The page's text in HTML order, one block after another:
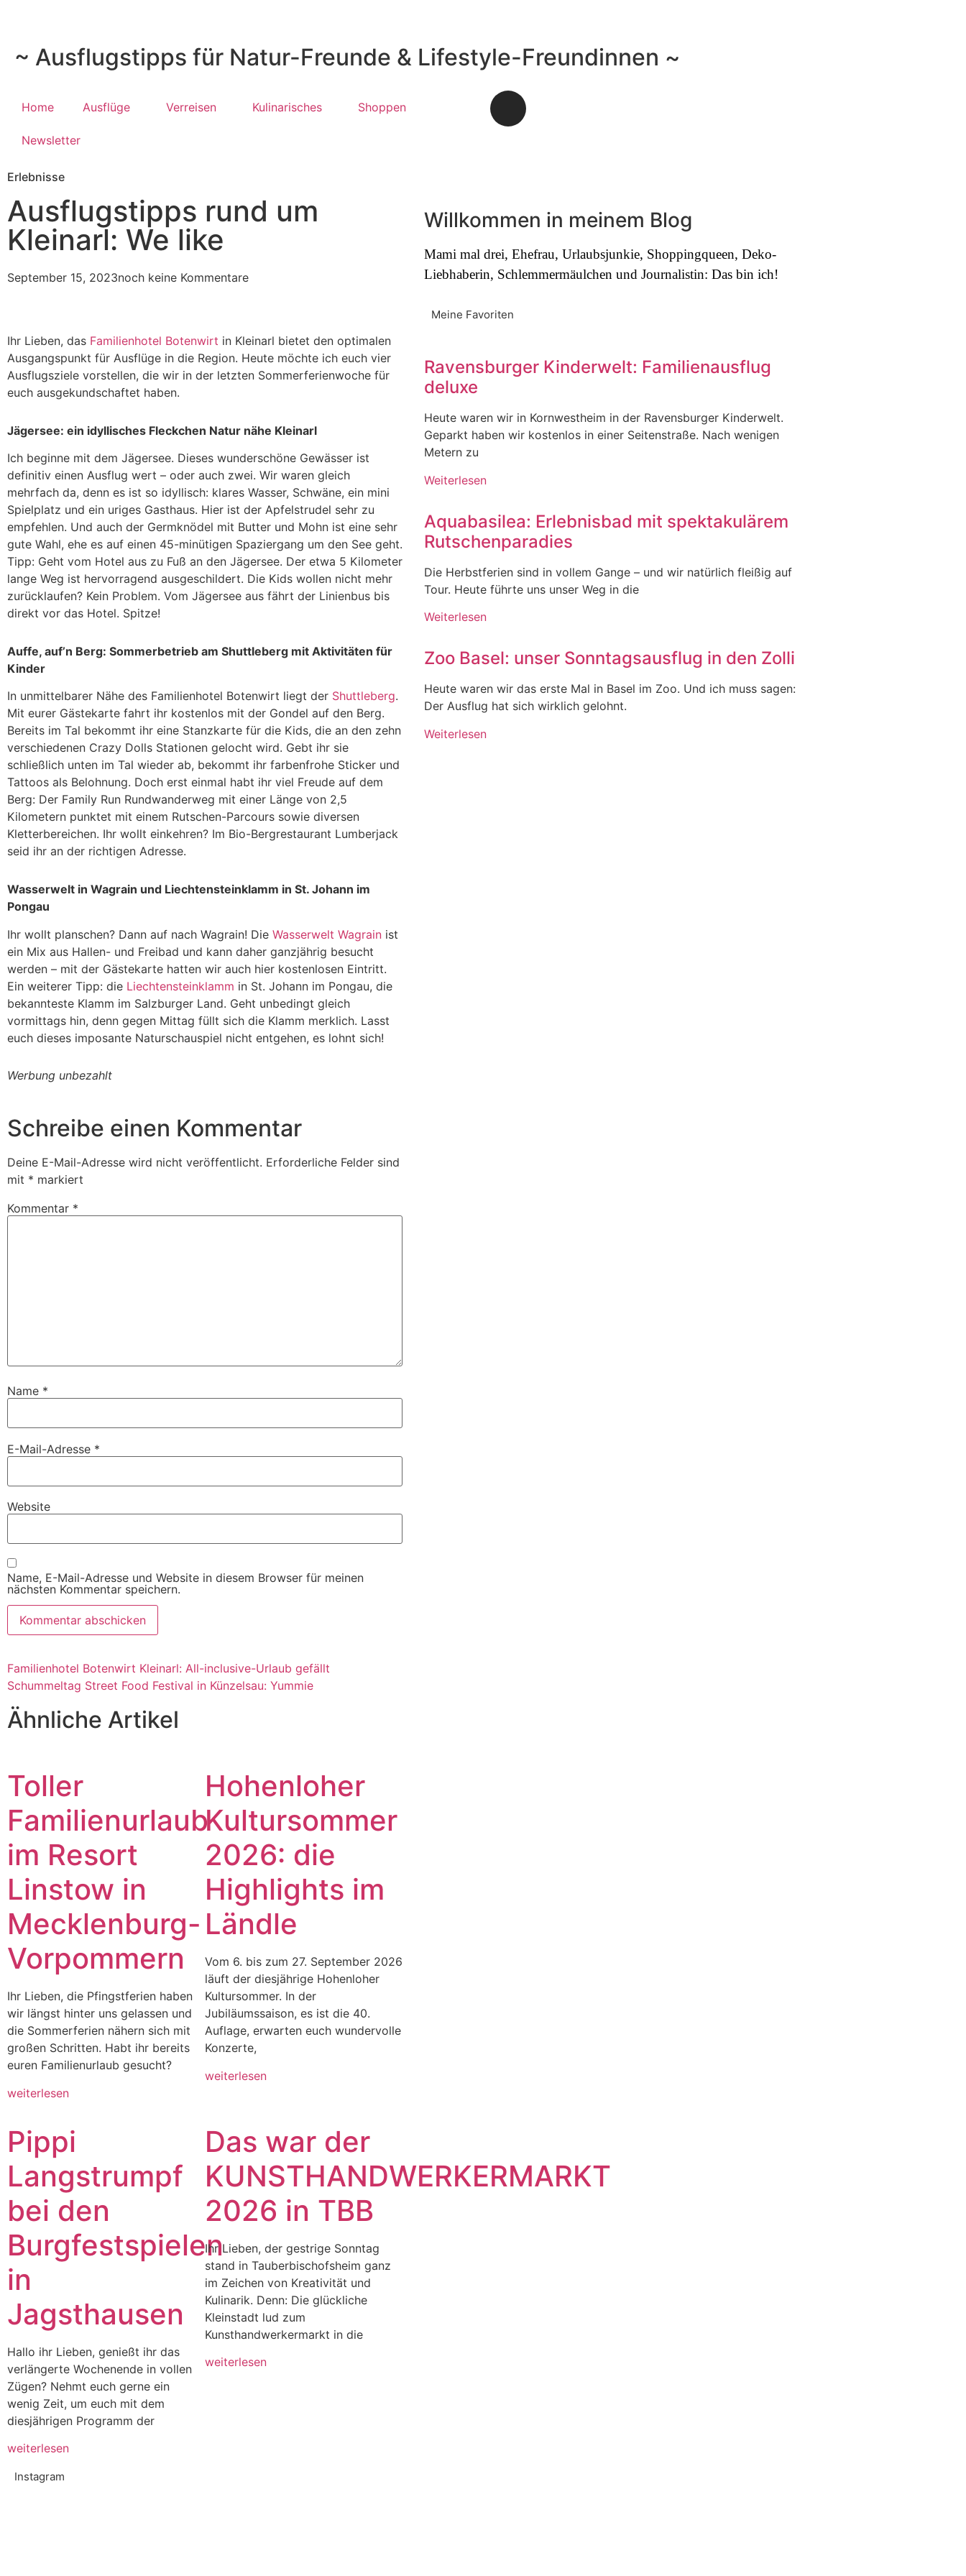
~ Ausflugstipps für Natur-Freunde & Lifestyle-Freundinnen ~
Home Ausflüge Verreisen Kulinarisches Shoppen
Newsletter
Erlebnisse
Ausflugstipps rund um
Kleinarl: We like
September 15, 2023noch keine Kommentare
Ihr Lieben, das Familienhotel Botenwirt in Kleinarl bietet den optimalen
Ausgangspunkt für Ausflüge in die Region. Heute möchte ich euch vier
Ausflugsziele vorstellen, die wir in der letzten Sommerferienwoche für
euch ausgekundschaftet haben.
Jägersee: ein idyllisches Fleckchen Natur nähe Kleinarl
Ich beginne mit dem Jägersee. Dieses wunderschöne Gewässer ist
definitiv einen Ausflug wert – oder auch zwei. Wir waren gleich
mehrfach da, denn es ist so idyllisch: klares Wasser, Schwäne, ein mini
Spielplatz und ein uriges Gasthaus. Hier ist der Apfelstrudel sehr zu
empfehlen. Und auch der Germknödel mit Butter und Mohn ist eine sehr
gute Wahl, ehe es auf einen 45-minütigen Spaziergang um den See geht.
Tipp: Geht vom Hotel aus zu Fuß an den Jägersee. Der etwa 5 Kilometer
lange Weg ist hervorragend ausgeschildert. Die Kids wollen nicht mehr
zurücklaufen? Kein Problem. Vom Jägersee aus fährt der Linienbus bis
direkt vor das Hotel. Spitze!
Auffe, auf’n Berg: Sommerbetrieb am Shuttleberg mit Aktivitäten für
Kinder
In unmittelbarer Nähe des Familienhotel Botenwirt liegt der Shuttleberg.
Mit eurer Gästekarte fahrt ihr kostenlos mit der Gondel auf den Berg.
Bereits im Tal bekommt ihr eine Stanzkarte für die Kids, die an den zehn
verschiedenen Crazy Dolls Stationen gelocht wird. Gebt ihr sie
schließlich unten im Tal wieder ab, bekommt ihr farbenfrohe Sticker und
Tattoos als Belohnung. Doch erst einmal habt ihr viel Freude auf dem
Berg: Der Family Run Rundwanderweg mit einer Länge von 2,5
Kilometern punktet mit einem Rutschen-Parcours sowie diversen
Kletterbereichen. Ihr wollt einkehren? Im Bio-Bergrestaurant Lumberjack
seid ihr an der richtigen Adresse.
Wasserwelt in Wagrain und Liechtensteinklamm in St. Johann im
Pongau
Ihr wollt planschen? Dann auf nach Wagrain! Die Wasserwelt Wagrain ist
ein Mix aus Hallen- und Freibad und kann daher ganzjährig besucht
werden – mit der Gästekarte hatten wir auch hier kostenlosen Eintritt.
Ein weiterer Tipp: die Liechtensteinklamm in St. Johann im Pongau, die
bekannteste Klamm im Salzburger Land. Geht unbedingt gleich
vormittags hin, denn gegen Mittag füllt sich die Klamm merklich. Lasst
euch dieses imposante Naturschauspiel nicht entgehen, es lohnt sich!
Werbung unbezahlt
Schreibe einen Kommentar
Deine E-Mail-Adresse wird nicht veröffentlicht. Erforderliche Felder sind
mit * markiert
Kommentar *
Name *
E-Mail-Adresse *
Website
Name, E-Mail-Adresse und Website in diesem Browser für meinen
nächsten Kommentar speichern.
Familienhotel Botenwirt Kleinarl: All-inclusive-Urlaub gefällt
Schummeltag Street Food Festival in Künzelsau: Yummie
Ähnliche Artikel
Toller
Familienurlaub
im Resort
Linstow in
Mecklenburg-
Vorpommern
Ihr Lieben, die Pfingstferien haben
wir längst hinter uns gelassen und
die Sommerferien nähern sich mit
großen Schritten. Habt ihr bereits
euren Familienurlaub gesucht?
weiterlesen
Hohenloher
Kultursommer
2026: die
Highlights im
Ländle
Vom 6. bis zum 27. September 2026
läuft der diesjährige Hohenloher
Kultursommer. In der
Jubiläumssaison, es ist die 40.
Auflage, erwarten euch wundervolle
Konzerte,
weiterlesen
Pippi
Langstrumpf
bei den
Burgfestspielen
in
Jagsthausen
Hallo ihr Lieben, genießt ihr das
verlängerte Wochenende in vollen
Zügen? Nehmt euch gerne ein
wenig Zeit, um euch mit dem
diesjährigen Programm der
weiterlesen
Das war der
KUNSTHANDWERKERMARKT
2026 in TBB
Ihr Lieben, der gestrige Sonntag
stand in Tauberbischofsheim ganz
im Zeichen von Kreativität und
Kulinarik. Denn: Die glückliche
Kleinstadt lud zum
Kunsthandwerkermarkt in die
weiterlesen
Willkommen in meinem Blog
Mami mal drei, Ehefrau, Urlaubsjunkie, Shoppingqueen, Deko-
Liebhaberin, Schlemmermäulchen und Journalistin: Das bin ich!
Meine Favoriten
Ravensburger Kinderwelt: Familienausflug
deluxe
Heute waren wir in Kornwestheim in der Ravensburger Kinderwelt.
Geparkt haben wir kostenlos in einer Seitenstraße. Nach wenigen
Metern zu
Weiterlesen
Aquabasilea: Erlebnisbad mit spektakulärem
Rutschenparadies
Die Herbstferien sind in vollem Gange – und wir natürlich fleißig auf
Tour. Heute führte uns unser Weg in die
Weiterlesen
Zoo Basel: unser Sonntagsausflug in den Zolli
Heute waren wir das erste Mal in Basel im Zoo. Und ich muss sagen:
Der Ausflug hat sich wirklich gelohnt.
Weiterlesen
Instagram